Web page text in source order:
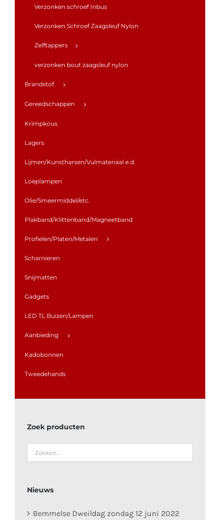
Verzonken schroef Inbus
Verzonken Schroef Zaagsleuf Nylon
Zelftappers
verzonken bout zaagsleuf nylon
Brandstof
Gereedschappen
Krimpkous
Lagers
Lijmen/Kunstharsen/Vulmateriaal e.d.
Loeplampen
Olie/Smeermiddel/etc.
Plakband/Klittenband/Magneetband
Profielen/Platen/Metalen
Scharnieren
Snijmatten
Gadgets
LED TL Buizen/Lampen
Aanbieding
Kadobonnen
Tweedehands
Zoek producten
Nieuws
Bemmelse Dweildag zondag 12 juni 2022